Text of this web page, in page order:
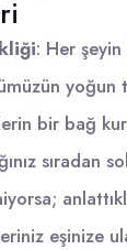
: Her
yoğun
bir bağ
sıradan
eşinize